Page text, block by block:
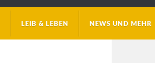
LEIB & LEBEN NEWS UND MEHR